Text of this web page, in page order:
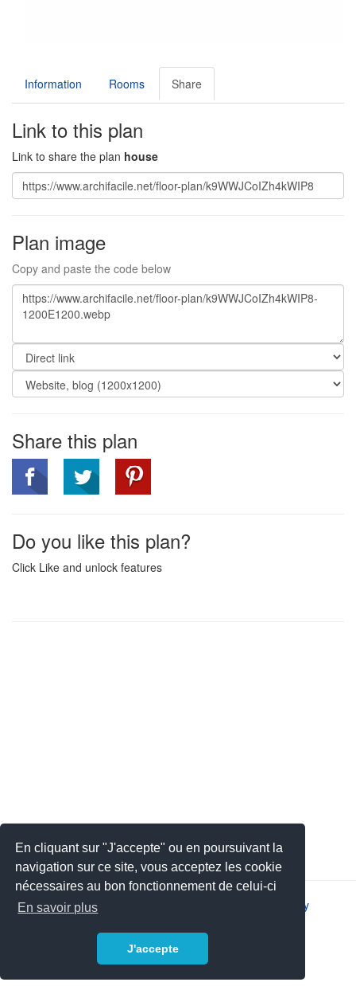
En cliquant sur "J'accepte" ou en poursuivant la
navigation sur ce site, vous acceptez les cookie
nécessaires au bon fonctionnement de celui-ci
En savoir plus
J'accepte
Information Rooms Share
Link to this plan
Link to share the plan house
Plan image
Copy and paste the code below
Share this plan
Do you like this plan?
Click Like and unlock features
2026 © JSYS | Privacy policy